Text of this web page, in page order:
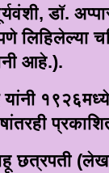
डॉ.
लिहिलेल्या
आहे.).
यांनी
छत्रपती